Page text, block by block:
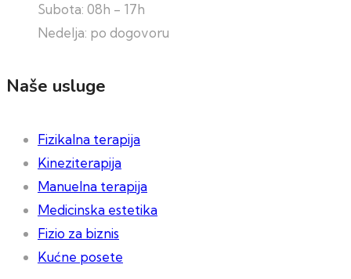
Subota: 08h - 17h
Nedelja: po dogovoru
Naše usluge
Fizikalna terapija
Kineziterapija
Manuelna terapija
Medicinska estetika
Fizio za biznis
Kućne posete